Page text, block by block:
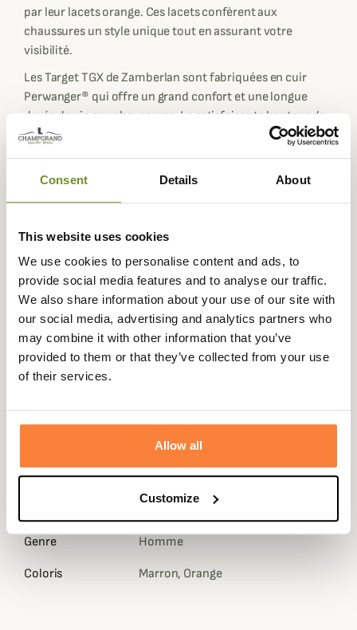
Consent Details About
This website uses cookies
We use cookies to personalise content and ads, to
provide social media features and to analyse our traffic.
We also share information about your use of our site with
our social media, advertising and analytics partners who
may combine it with other information that you’ve
provided to them or that they’ve collected from your use
of their services.
Allow all
Customize
par leur lacets orange. Ces lacets confèrent aux
chaussures un style unique tout en assurant votre
visibilité.
Les Target TGX de Zamberlan sont fabriquées en cuir
Perwanger® qui offre un grand confort et une longue
durée de vie aux chaussures. La satisfaisante hauteur de
tige soutient à la fois le pied et la cheville. Le pare-pierre
intégral en caoutchouc protègent la chaussure ainsi que
le pied des coupures et des débris rocailleux. La
respirabilité.
Le choix de Zamberlan pour la semelle de la Target GTX
RR se porte sur la Vibram® Star Lite avec des crampons
profonds multidirectionnels pour améliorer l'adhérence
le pincement. De larges rainures assurent une action
autonettoyante.
La Target GTX RR, fabriquée à la main en Italie avec les
meilleurs matériaux, est une chaussure de chasse
Fiche technique
en cm
Genre Homme
Coloris Marron, Orange